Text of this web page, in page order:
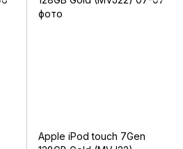
Apple iPod touch 7Gen